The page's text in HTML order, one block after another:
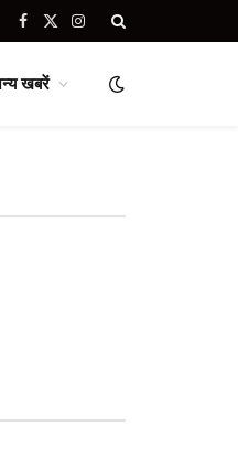
Facebook
X
Instagram
खबरें